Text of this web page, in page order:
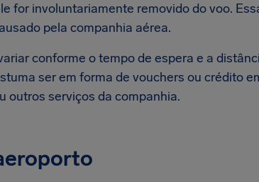
for involuntariamente removido do voo.
pela companhia aérea.
conforme o tempo de espera e a
ser em forma de vouchers ou crédito
outros serviços da companhia.